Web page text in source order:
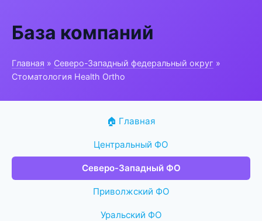
База компаний
Главная » Северо-Западный федеральный округ »
Стоматология Health Ortho
🏠 Главная
Центральный ФО
Северо-Западный ФО
Приволжский ФО
Уральский ФО